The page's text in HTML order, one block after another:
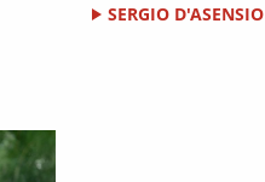
SERGIO D'ASENSIO